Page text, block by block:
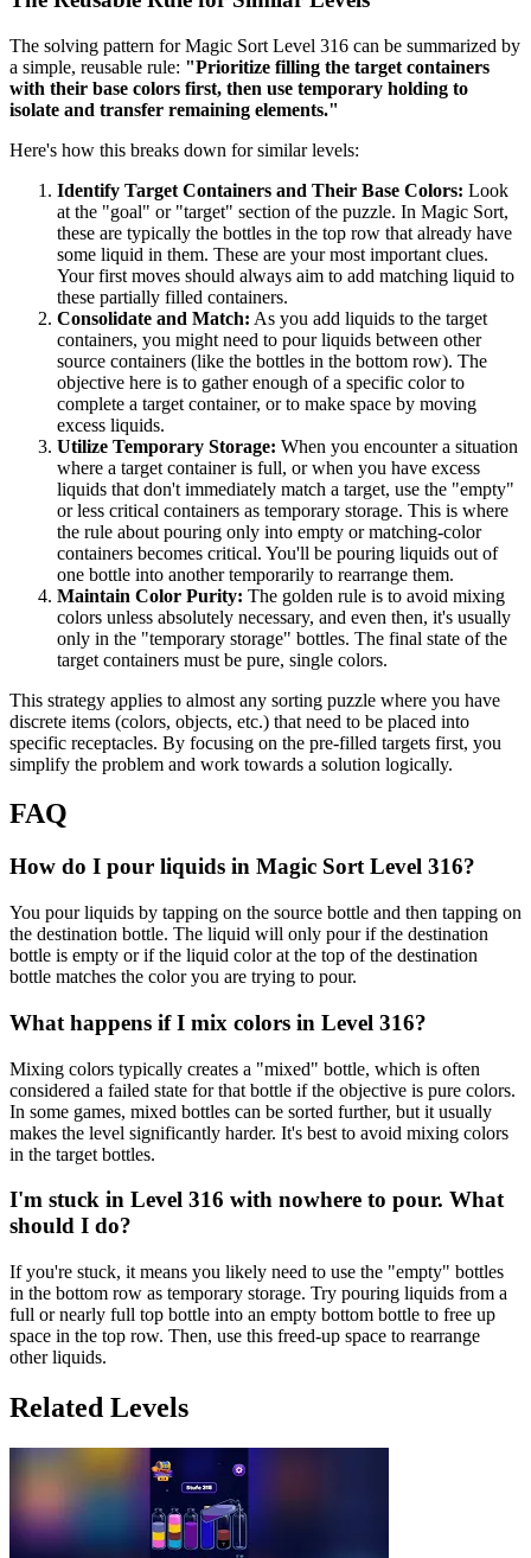
The solving pattern for Magic Sort Level 316 can be summarized by
a simple, reusable rule: "Prioritize filling the target containers
with their base colors first, then use temporary holding to
isolate and transfer remaining elements."
Here's how this breaks down for similar levels:
Identify Target Containers and Their Base Colors: Look
at the "goal" or "target" section of the puzzle. In Magic Sort,
these are typically the bottles in the top row that already have
some liquid in them. These are your most important clues.
Your first moves should always aim to add matching liquid to
these partially filled containers.
Consolidate and Match: As you add liquids to the target
containers, you might need to pour liquids between other
source containers (like the bottles in the bottom row). The
objective here is to gather enough of a specific color to
complete a target container, or to make space by moving
excess liquids.
Utilize Temporary Storage: When you encounter a situation
where a target container is full, or when you have excess
liquids that don't immediately match a target, use the "empty"
or less critical containers as temporary storage. This is where
the rule about pouring only into empty or matching-color
containers becomes critical. You'll be pouring liquids out of
one bottle into another temporarily to rearrange them.
Maintain Color Purity: The golden rule is to avoid mixing
colors unless absolutely necessary, and even then, it's usually
only in the "temporary storage" bottles. The final state of the
target containers must be pure, single colors.
This strategy applies to almost any sorting puzzle where you have
discrete items (colors, objects, etc.) that need to be placed into
specific receptacles. By focusing on the pre-filled targets first, you
simplify the problem and work towards a solution logically.
FAQ
How do I pour liquids in Magic Sort Level 316?
You pour liquids by tapping on the source bottle and then tapping on
the destination bottle. The liquid will only pour if the destination
bottle is empty or if the liquid color at the top of the destination
bottle matches the color you are trying to pour.
What happens if I mix colors in Level 316?
Mixing colors typically creates a "mixed" bottle, which is often
considered a failed state for that bottle if the objective is pure colors.
In some games, mixed bottles can be sorted further, but it usually
makes the level significantly harder. It's best to avoid mixing colors
in the target bottles.
I'm stuck in Level 316 with nowhere to pour. What
should I do?
If you're stuck, it means you likely need to use the "empty" bottles
in the bottom row as temporary storage. Try pouring liquids from a
full or nearly full top bottle into an empty bottom bottle to free up
space in the top row. Then, use this freed-up space to rearrange
other liquids.
Related Levels